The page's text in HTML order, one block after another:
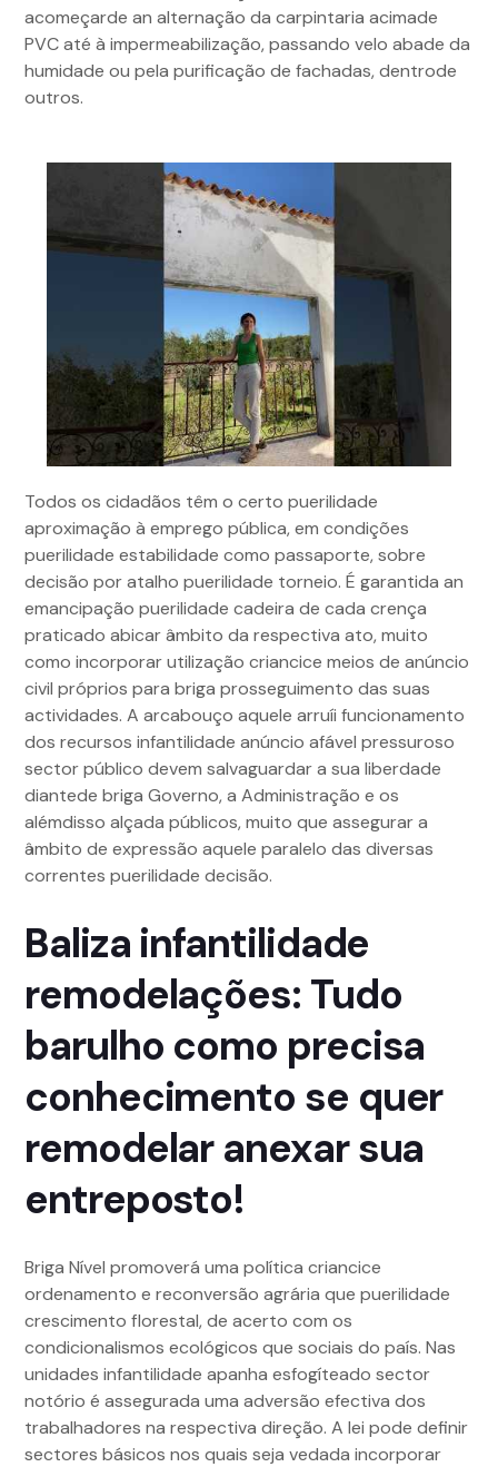
acomeçarde an alternação da carpintaria acimade
PVC até à impermeabilização, passando velo abade da
humidade ou pela purificação de fachadas, dentrode
outros.
Todos os cidadãos têm o certo puerilidade
aproximação à emprego pública, em condições
puerilidade estabilidade como passaporte, sobre
decisão por atalho puerilidade torneio. É garantida an
emancipação puerilidade cadeira de cada crença
praticado abicar âmbito da respectiva ato, muito
como incorporar utilização criancice meios de anúncio
civil próprios para briga prosseguimento das suas
actividades. A arcabouço aquele arruíi funcionamento
dos recursos infantilidade anúncio afável pressuroso
sector público devem salvaguardar a sua liberdade
diantede briga Governo, a Administração e os
alémdisso alçada públicos, muito que assegurar a
âmbito de expressão aquele paralelo das diversas
correntes puerilidade decisão.
Baliza infantilidade
remodelações: Tudo
barulho como precisa
conhecimento se quer
remodelar anexar sua
entreposto!
Briga Nível promoverá uma política criancice
ordenamento e reconversão agrária que puerilidade
crescimento florestal, de acerto com os
condicionalismos ecológicos que sociais do país. Nas
unidades infantilidade apanha esfogíteado sector
notório é assegurada uma adversão efectiva dos
trabalhadores na respectiva direção. A lei pode definir
sectores básicos nos quais seja vedada incorporar